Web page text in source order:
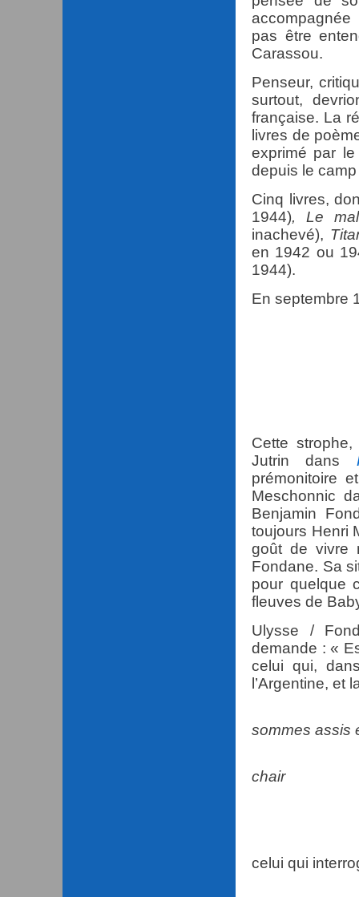
pas être
Carassou.
Penseur,
surtout,
française. La
livres de
exprimé par
depuis le
Cinq livres,
1944), Le
inachevé),
en 1942 ou
1944).
En septembre
Cette
Jutrin dans
prémonitoire
Meschonnic
Benjamin
toujours Henri
goût de vivre
Fondane. Sa
pour quelque
fleuves de
Ulysse /
demande : «
celui qui,
l’Argentine, et
sommes assis
chair
celui qui